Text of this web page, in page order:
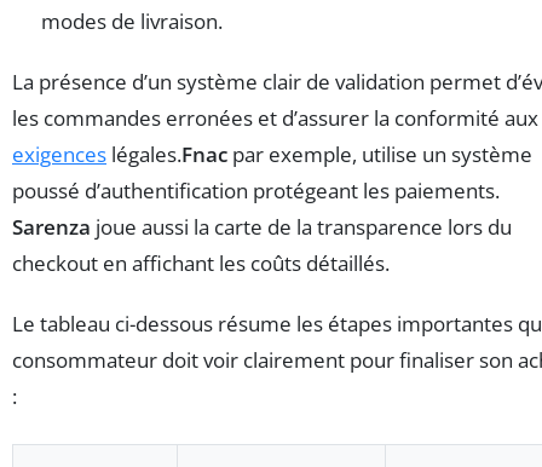
modes de livraison.
La présence d’un système clair de validation permet
les commandes erronées et d’assurer la conformité aux
exigences légales.Fnac par exemple, utilise un système
poussé d’authentification protégeant les paiements.
Sarenza joue aussi la carte de la transparence lors du
checkout en affichant les coûts détaillés.
Le tableau ci-dessous résume les étapes importantes
consommateur doit voir clairement pour finaliser son
: